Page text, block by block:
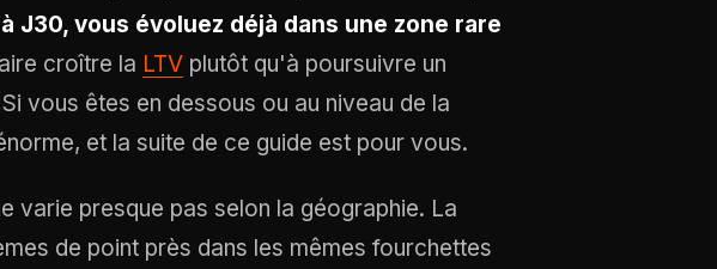
J30, vous évoluez déjà dans une zone rare
croître la LTV plutôt qu'à poursuivre un
vous êtes en dessous ou au niveau de la
et la suite de ce guide est pour vous.
varie presque pas selon la géographie. La
de point près dans les mêmes fourchettes